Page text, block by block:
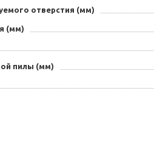
отверстия (мм)
(мм)
пилы (мм)